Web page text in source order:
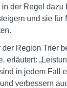
der Regel dazu
und sie für
der Region Trier
erläutert:
in jedem Fall
verbessern